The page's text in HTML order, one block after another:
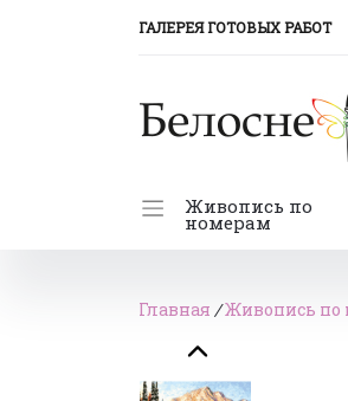
ГАЛЕРЕЯ ГОТОВЫХ РАБОТ
Живопись по
номерам
Главная /Живопись по